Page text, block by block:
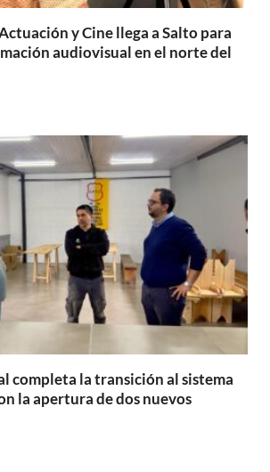
y Cine llega a Salto para
audiovisual en el norte del
completa la transición al sistema
la apertura de dos nuevos